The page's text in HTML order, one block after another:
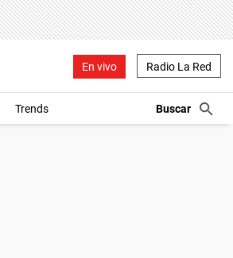
En vivo Radio La Red
Trends